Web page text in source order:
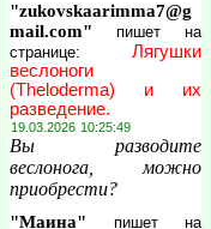
"zukovskaarimma7@g
mail.com" пишет на
странице: Лягушки
веслоноги
(Theloderma) и их
разведение.
19.03.2026 10:25:49
Вы разводите
веслонога, можно
приобрести?
"Маина" пишет на